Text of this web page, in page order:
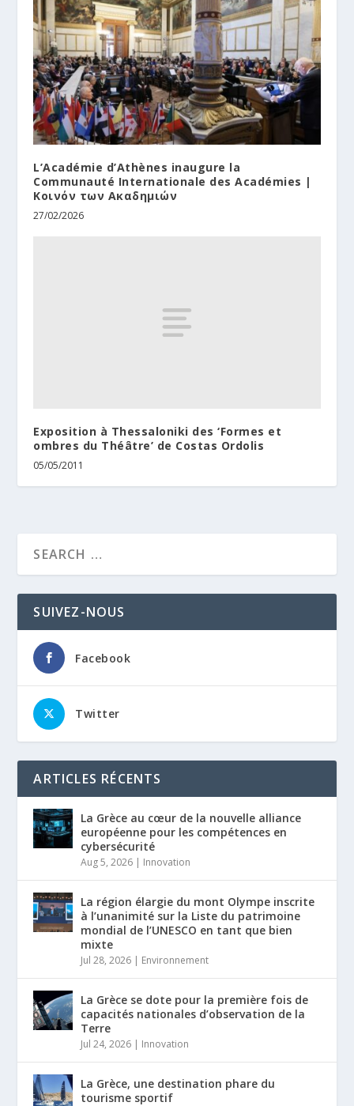
L’Académie d’Athènes inaugure la
Communauté Internationale des Académies |
Κοινόν των Ακαδημιών
27/02/2026
Exposition à Thessaloniki des ‘Formes et
ombres du Théâtre’ de Costas Ordolis
05/05/2011
SUIVEZ-NOUS
Facebook
Twitter
ARTICLES RÉCENTS
La Grèce au cœur de la nouvelle alliance
européenne pour les compétences en
cybersécurité
Aug 5, 2026 | Innovation
La région élargie du mont Olympe inscrite
à l’unanimité sur la Liste du patrimoine
mondial de l’UNESCO en tant que bien
mixte
Jul 28, 2026 | Environnement
La Grèce se dote pour la première fois de
capacités nationales d’observation de la
Terre
Jul 24, 2026 | Innovation
La Grèce, une destination phare du
tourisme sportif